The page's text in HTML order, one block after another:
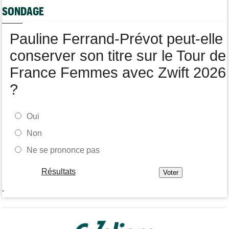
Tour de Burgos
05/08
Route
Le Belge Toon Aerts, blessé, a mis un terme à sa saison 2026
SONDAGE
Pauline Ferrand-Prévot peut-elle
conserver son titre sur le Tour de
France Femmes avec Zwift 2026
?
Oui
Non
Ne se prononce pas
Résultats
-